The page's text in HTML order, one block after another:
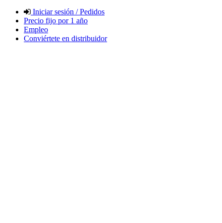
Iniciar sesión / Pedidos
Precio fijo por 1 año
Empleo
Conviértete en distribuidor